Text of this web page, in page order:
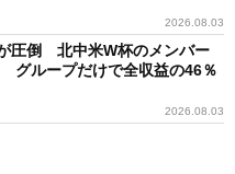
2026.08.03
圧倒 北中米W杯のメンバー
グループだけで全収益の46％
2026.08.03